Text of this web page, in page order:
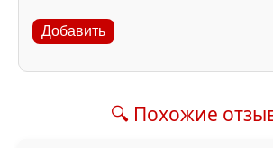
Добавить
🔍 Похожие